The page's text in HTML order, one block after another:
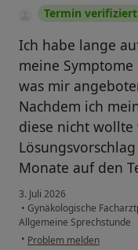
Termin verifiziert
Ich habe lange
meine
was mir
Nachdem ich
diese nicht
Monate auf den
3. Juli 2026
• Gynäkologische
Allgemeine Sprechstunde
• Problem melden